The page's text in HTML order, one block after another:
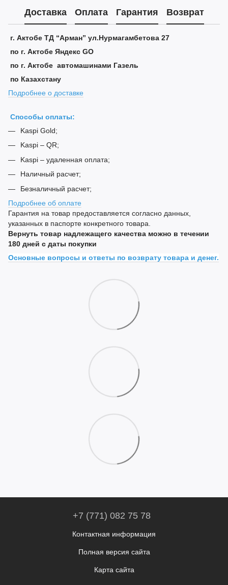
Доставка Оплата Гарантия Возврат
г. Актобе ТД “Арман” ул.Нурмагамбетова 27
по г. Актобе Яндекс GO
по г. Актобе автомашинами Газель
по Казахстану
Подробнее о доставке
Способы оплаты:
Kaspi Gold;
Kaspi – QR;
Kaspi – удаленная оплата;
Наличный расчет;
Безналичный расчет;
Подробнее об оплате
Гарантия на товар предоставляется согласно данных,
указанных в паспорте конкретного товара.
Вернуть товар надлежащего качества можно в течении
180 дней с даты покупки
Основные вопросы и ответы по возврату товара и денег.
+7 (771) 082 75 78
Контактная информация
Полная версия сайта
Карта сайта